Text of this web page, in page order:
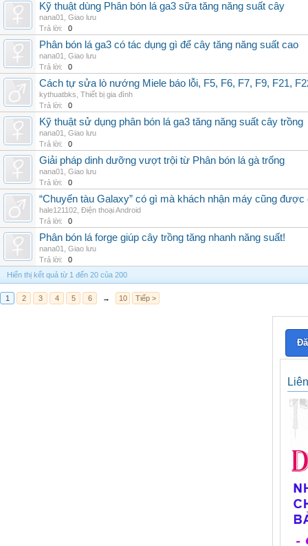
Kỹ thuật dùng Phân bón lá ga3 sữa tăng năng suất cây
nana01
Giao lưu
Trả lời:
0
Phân bón lá ga3 có tác dụng gì để cây tăng năng suất cao
nana01
Giao lưu
Trả lời:
0
Cách tự sửa lò nướng Miele báo lỗi, F5, F6, F7, F9, F21,
kythuatbks Thiết bị gia đình
Trả lời:
0
Kỹ thuật sử dụng phân bón lá ga3 tăng năng suất cây trồng
nana01
Giao lưu
Trả lời:
0
Giải pháp dinh dưỡng vượt trội từ Phân bón lá gà trống
nana01
Giao lưu
Trả lời:
0
“Chuyến tàu Galaxy” có gì mà khách nhận máy cũng được
hale121102 Điện thoại Android
Trả lời:
0
Phân bón lá forge giúp cây trồng tăng nhanh năng suất!
nana01
Giao lưu
Trả lời:
0
Hiển thị kết quả từ 1 đến 20 của 200
1 2 3 4 5 6 → 10 Tiếp >